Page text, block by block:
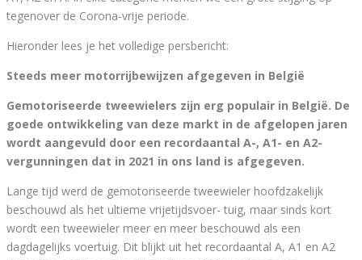
tegenover de Corona-vrije periode.
Hieronder lees je het volledige persbericht:
Steeds meer motorrijbewijzen afgegeven in België
Gemotoriseerde tweewielers zijn erg populair in België. De
goede ontwikkeling van deze markt in de afgelopen jaren
wordt aangevuld door een recordaantal A-, A1- en A2-
vergunningen dat in 2021 in ons land is afgegeven.
Lange tijd werd de gemotoriseerde tweewieler hoofdzakelijk
beschouwd als het ultieme vrijetijdsvoer- tuig, maar sinds kort
wordt een tweewieler meer en meer beschouwd als een
dagdagelijks voertuig. Dit blijkt uit het recordaantal A, A1 en A2